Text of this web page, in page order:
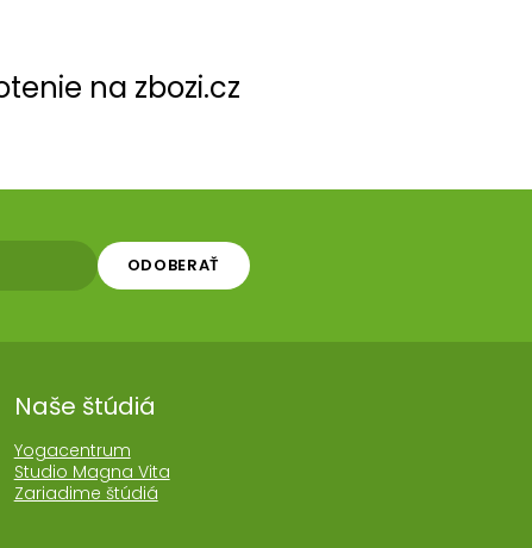
na zbozi.cz
ODOBERAŤ
Naše štúdiá
Yogacentrum
Studio Magna Vita
Zariadime štúdiá